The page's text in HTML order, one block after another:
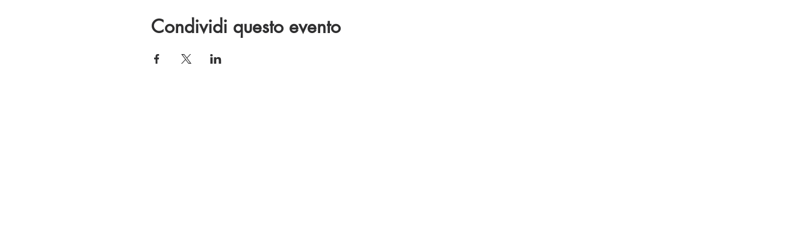
Condividi questo evento